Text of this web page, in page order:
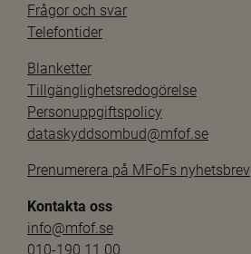
Frågor och svar
Telefontider
Blanketter
Tillgänglighetsredogörelse
Personuppgiftspolicy
dataskyddsombud@mfof.se
Prenumerera på MFoFs nyhetsbrev
Kontakta oss
info@mfof.se
010-190 11 00